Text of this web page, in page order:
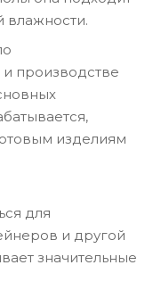
производстве
изделиям
для
и другой
значительные